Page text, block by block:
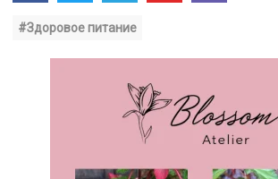
#Здоровое питание